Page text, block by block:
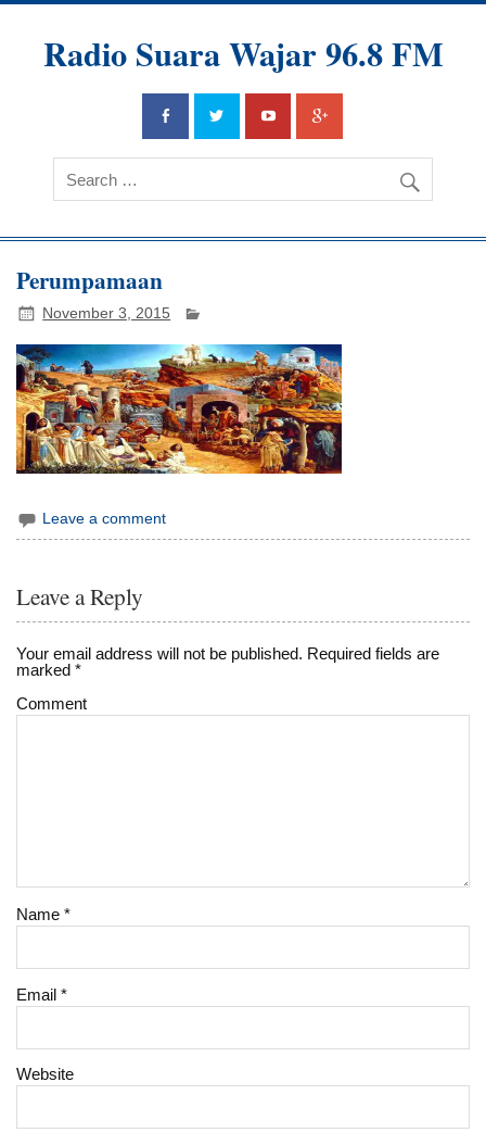
Radio Suara Wajar 96.8 FM
Perumpamaan
November 3, 2015
Leave a comment
Leave a Reply
Your email address will not be published. Required fields are
marked*
Comment
Name*
Email*
Website